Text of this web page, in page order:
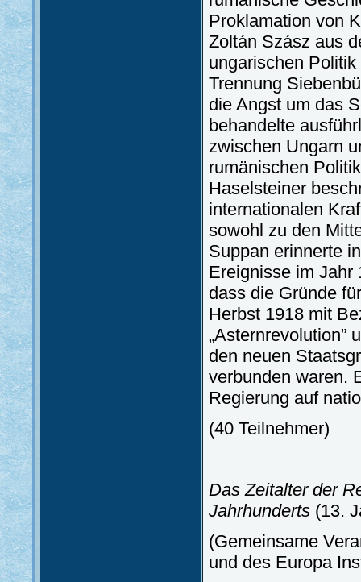
Proklamation von
Zoltán Szász aus
ungarischen
Trennung
die Angst um das
behandelte
zwischen Ungarn
rumänischen
Haselsteiner
internationalen
sowohl zu den
Suppan erinnerte
Ereignisse im Jahr
dass die Gründe
Herbst 1918 mit
„Asternrevolution”
den neuen
verbunden waren.
Regierung auf
(40 Teilnehmer)
Das Zeitalter der
Jahrhunderts (13.
(Gemeinsame
und des Europa